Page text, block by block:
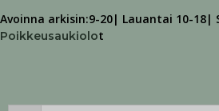
Avoinna arkisin:9-20| Lauantai 10-18|
Poikkeusaukiolot